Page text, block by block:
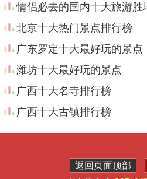
情侣必去的国内十大旅游胜
北京十大热门景点排行榜
广东罗定十大最好玩的景点
潍坊十大最好玩的景点
广西十大名寺排行榜
广西十大古镇排行榜
返回页面顶部